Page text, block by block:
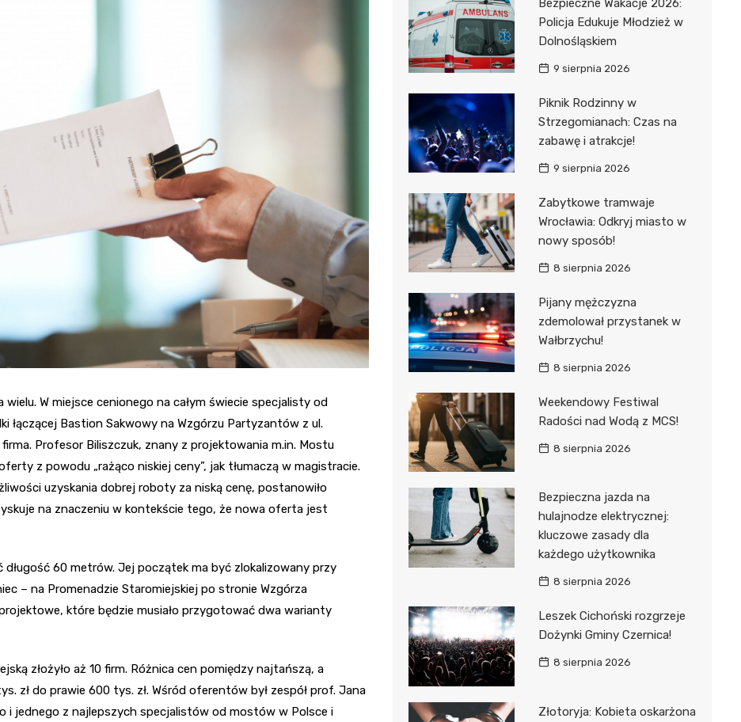
W miejsce cenionego na całym świecie specjalisty od
łączącej Bastion Sakwowy na Wzgórzu Partyzantów z ul.
Profesor Biliszczuk, znany z projektowania m.in. Mostu
z powodu „rażąco niskiej ceny”, jak tłumaczą w magistracie.
uzyskania dobrej roboty za niską cenę, postanowiło
na znaczeniu w kontekście tego, że nowa oferta jest
60 metrów. Jej początek ma być zlokalizowany przy
– na Promenadzie Staromiejskiej po stronie Wzgórza
które będzie musiało przygotować dwa warianty
złożyło aż 10 firm. Różnica cen pomiędzy najtańszą, a
zł do prawie 600 tys. zł. Wśród oferentów był zespół prof. Jana
i jednego z najlepszych specjalistów od mostów w Polsce i
Bezpieczne Wakacje 2026:
Policja Edukuje Młodzież w
Dolnośląskiem
9 sierpnia 2026
Piknik Rodzinny w
Strzegomianach: Czas na
zabawę i atrakcje!
9 sierpnia 2026
Zabytkowe tramwaje
Wrocławia: Odkryj miasto w
nowy sposób!
8 sierpnia 2026
Pijany mężczyzna
zdemolował przystanek w
Wałbrzychu!
8 sierpnia 2026
Weekendowy Festiwal
Radości nad Wodą z MCS!
8 sierpnia 2026
Bezpieczna jazda na
hulajnodze elektrycznej:
kluczowe zasady dla
każdego użytkownika
8 sierpnia 2026
Leszek Cichoński rozgrzeje
Dożynki Gminy Czernica!
8 sierpnia 2026
Złotoryja: Kobieta oskarżona